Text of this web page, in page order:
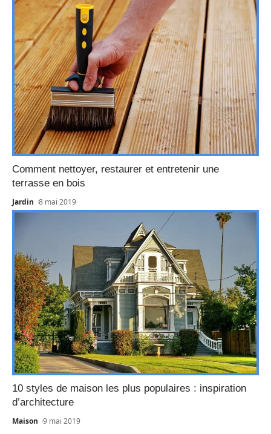
Comment nettoyer, restaurer et entretenir une
terrasse en bois
Jardin 8 mai 2019
10 styles de maison les plus populaires : inspiration
d’architecture
Maison 9 mai 2019